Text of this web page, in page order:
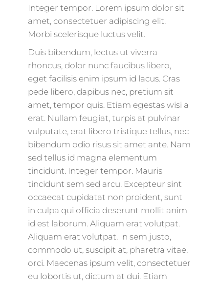
Integer tempor. Lorem ipsum dolor sit
amet, consectetuer adipiscing elit.
Morbi scelerisque luctus velit.
Duis bibendum, lectus ut viverra
rhoncus, dolor nunc faucibus libero,
eget facilisis enim ipsum id lacus. Cras
pede libero, dapibus nec, pretium sit
amet, tempor quis. Etiam egestas wisi a
erat. Nullam feugiat, turpis at pulvinar
vulputate, erat libero tristique tellus, nec
bibendum odio risus sit amet ante. Nam
sed tellus id magna elementum
tincidunt. Integer tempor. Mauris
tincidunt sem sed arcu. Excepteur sint
occaecat cupidatat non proident, sunt
in culpa qui officia deserunt mollit anim
id est laborum. Aliquam erat volutpat.
Aliquam erat volutpat. In sem justo,
commodo ut, suscipit at, pharetra vitae,
orci. Maecenas ipsum velit, consectetuer
eu lobortis ut, dictum at dui. Etiam